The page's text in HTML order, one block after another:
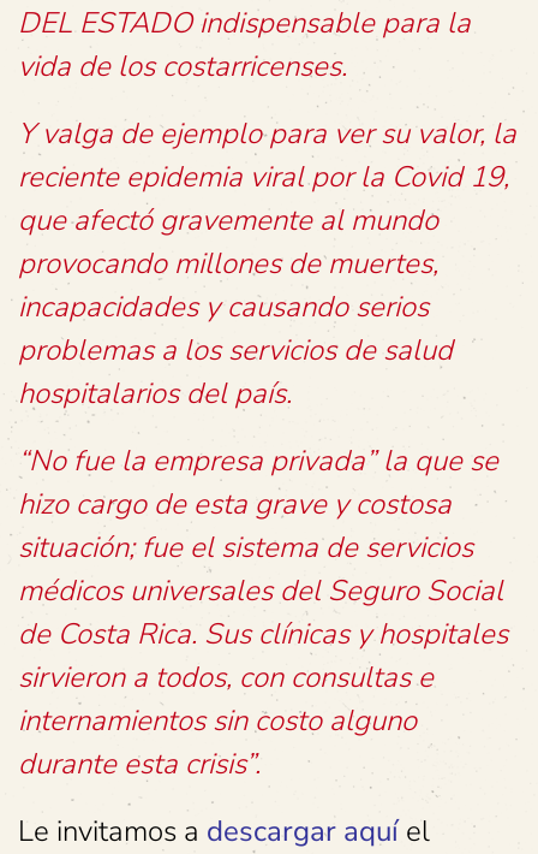
DEL ESTADO indispensable para la
vida de los costarricenses.
Y valga de ejemplo para ver su valor, la
reciente epidemia viral por la Covid 19,
que afectó gravemente al mundo
provocando millones de muertes,
incapacidades y causando serios
problemas a los servicios de salud
hospitalarios del país.
“No fue la empresa privada” la que se
hizo cargo de esta grave y costosa
situación; fue el sistema de servicios
médicos universales del Seguro Social
de Costa Rica. Sus clínicas y hospitales
sirvieron a todos, con consultas e
internamientos sin costo alguno
durante esta crisis”.
Le invitamos a descargar aquíel